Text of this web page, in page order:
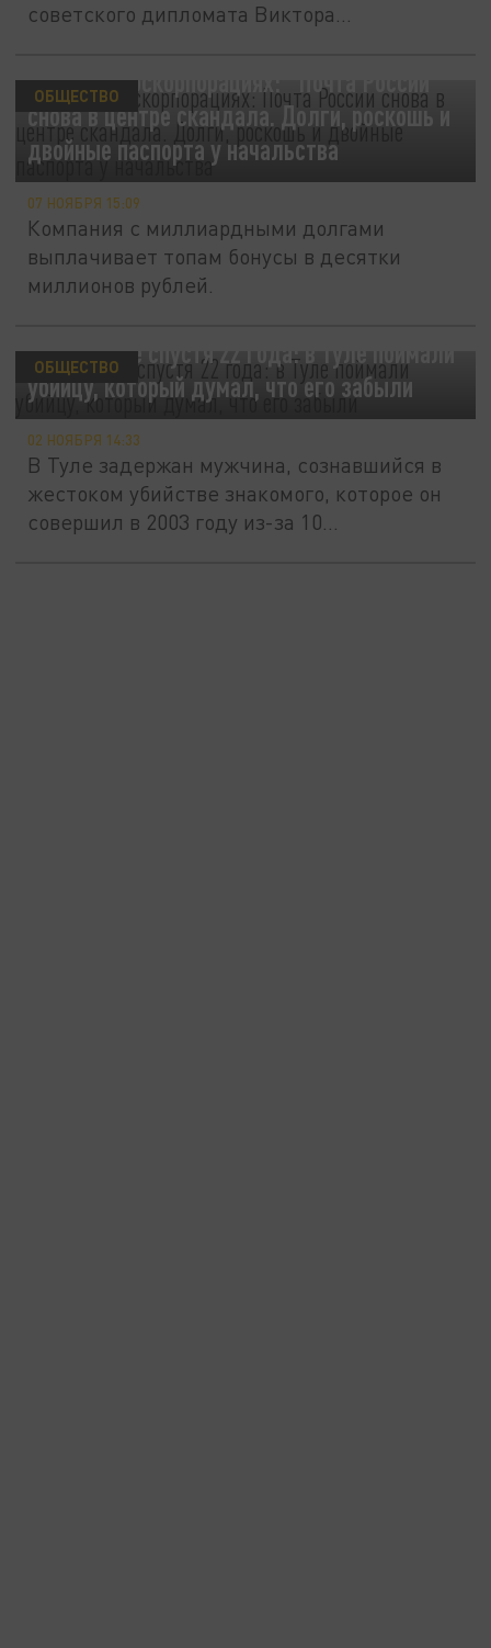
советского дипломата Виктора...
Бардак в госкорпорациях: "Почта России"
снова в центре скандала. Долги, роскошь и
двойные паспорта у начальства
ОБЩЕСТВО
07 НОЯБРЯ 15:09
Компания с миллиардными долгами
выплачивает топам бонусы в десятки
миллионов рублей.
Правосудие спустя 22 года: в Туле поймали
убийцу, который думал, что его забыли
ОБЩЕСТВО
02 НОЯБРЯ 14:33
В Туле задержан мужчина, сознавшийся в
жестоком убийстве знакомого, которое он
совершил в 2003 году из-за 10...